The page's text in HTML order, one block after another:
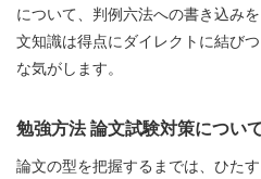
について、判例六法への書き込み
文知識は得点にダイレクトに結び
な気がします。
勉強方法 論文試験対策につい
論文の型を把握するまでは、ひた